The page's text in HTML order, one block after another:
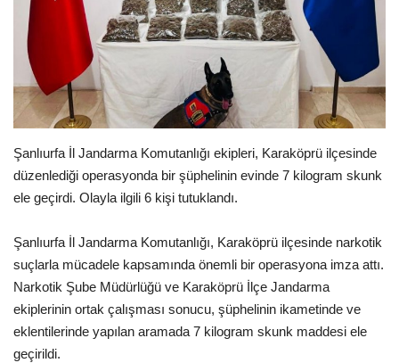
Gündem
Tekno Bilim
Ekonomi
Siyaset
Yaşam
Künye
Sağlık
Şanlıurfa İl Jandarma Komutanlığı ekipleri, Karaköprü ilçesinde
düzenlediği operasyonda bir şüphelinin evinde 7 kilogram skunk
ele geçirdi. Olayla ilgili 6 kişi tutuklandı.
Şanlıurfa İl Jandarma Komutanlığı, Karaköprü ilçesinde narkotik
suçlarla mücadele kapsamında önemli bir operasyona imza attı.
Narkotik Şube Müdürlüğü ve Karaköprü İlçe Jandarma
ekiplerinin ortak çalışması sonucu, şüphelinin ikametinde ve
eklentilerinde yapılan aramada 7 kilogram skunk maddesi ele
geçirildi.